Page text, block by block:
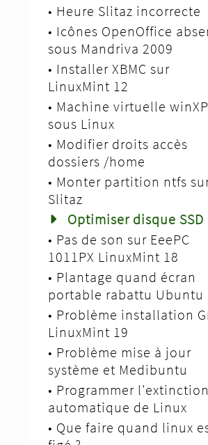
• Heure Slitaz incorrecte
• Icônes OpenOffice
sous Mandriva 2009
• Installer XBMC sur
LinuxMint 12
• Machine virtuelle winXP
sous Linux
• Modifier droits accès
dossiers /home
• Monter partition ntfs
Slitaz
Optimiser disque SSD
• Pas de son sur EeePC
1011PX LinuxMint 18
• Plantage quand écran
portable rabattu Ubuntu
• Problème installation
LinuxMint 19
• Problème mise à jour
système et Medibuntu
• Programmer l'extinction
automatique de Linux
• Que faire quand linux